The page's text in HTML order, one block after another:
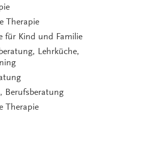
Therapie
für Kind und Familie
Lehrküche,
Berufsberatung
Therapie